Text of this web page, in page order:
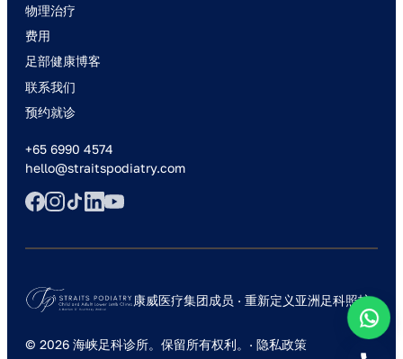
物理治疗
费用
足部健康博客
联系我们
预约就诊
+65 6990 4574
hello@straitspodiatry.com
康威医疗集团成员 · 重新定义亚洲足科照护
© 2026 海峡足科诊所。保留所有权利。· 隐私政策